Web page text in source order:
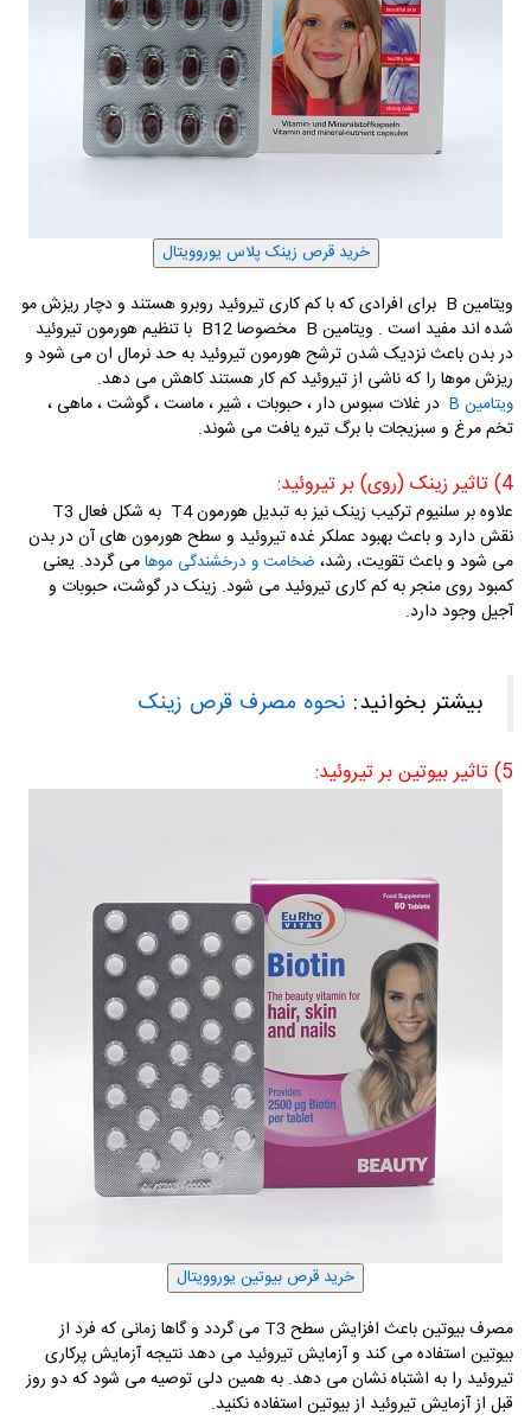
ویتامین B برای افرادی که با کم کاری تیروئید روبرو هستند و دچار ریزش مو
شده اند مفید است . ویتامین B مخصوصا B12 با تنظیم هورمون تیروئید
در بدن باعث نزدیک شدن ترشح هورمون تیروئید به حد نرمال ان می شود و
ریزش موها را که ناشی از تیروئید کم کار هستند کاهش می دهد.
ویتامین B
در غلات سبوس دار ، حبوبات ، شیر ، ماست ، گوشت ، ماهی ،
تخم مرغ و سبزیجات با برگ تیره یافت می شوند.
4) تاثیر زینک (روی) بر تیروئید:
نقش دارد و باعث بهبود عملکر غده تیروئید و سطح هورمون های آن در بدن
می شود و باعث تقویت، رشد، ضخامت و درخشندگی موهامی گردد. یعنی
کمبود روی منجر به کم کاری تیروئید می شود. زینک در گوشت، حبوبات و
آجیل وجود دارد.
بیشتر بخوانید: نحوه مصرف قرص زینک
5) تاثیر بیوتین بر تیروئید:
مصرف بیوتین باعث افزایش سطح T3 می گردد و گاها زمانی که فرد از
بیوتین استفاده می کند و آزمایش تیروئید می دهد نتیجه آزمایش پرکاری
تیروئید را به اشتباه نشان می دهد. به همین دلی توصیه می شود که دو روز
قبل از آزمایش تیروئید از بیوتین استفاده نکنید.